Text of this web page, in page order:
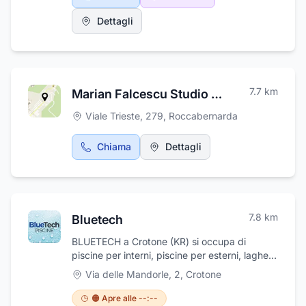
post vendita. Dispone di uno showroom di
1500 m² che consente di osservare e toccare
esposti: cucine, soggiorni, salotti, camere,
giorno. I consulenti offrono un servizio attento
e di qualità, seguendo il cliente dal progetto
cartaceo fino alla concreta realizzazione
dell’intero ambiente. Inoltre effettuiamo anche
traslochi in tutta Italia
Dettagli
Marian Falcescu Studio Foto Video 7.7 km
Viale Trieste, 279, Roccabernarda
Chiama Dettagli
Bluetech 7.8 km
BLUETECH a Crotone (KR) si occupa di
piscine per interni, piscine per esterni, laghetti
e fontane, sia della realizzazione che
dell'installazione, ma anche della successiva
manutenzione.Cura vasche e piscine per SPA,
Via delle Mandorle, 2, Crotone
🟠 Apre alle --:--